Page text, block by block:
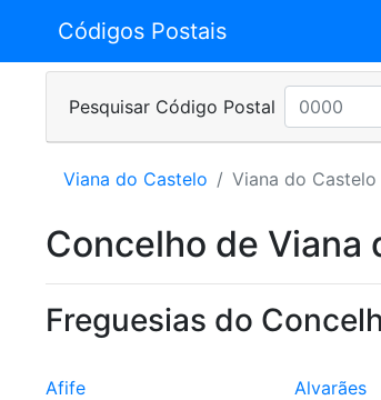
Códigos Postais
Pesquisar Código Postal
Viana do Castelo Viana do Castelo
Concelho de Viana
Freguesias do
Afife Alvarães